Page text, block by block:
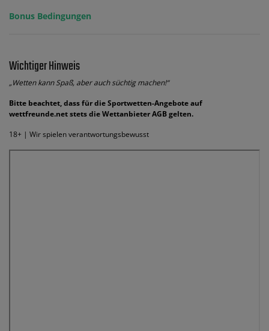
Bonus Bedingungen
Wichtiger Hinweis
„Wetten kann Spaß, aber auch süchtig machen!“
Bitte beachtet, dass für die Sportwetten-Angebote auf
wettfreunde.net stets die Wettanbieter AGB gelten.
18+ | Wir spielen verantwortungsbewusst